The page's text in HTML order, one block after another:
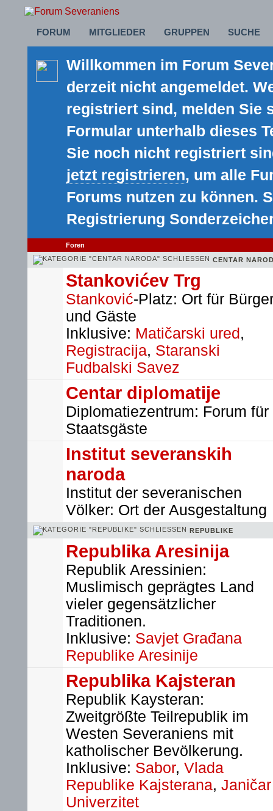
FORUM MITGLIEDER GRUPPEN SUCHE
Willkommen im Forum
derzeit nicht angemeldet.
registriert sind, melden Sie
Formular unterhalb dieses
Sie noch nicht registriert
jetzt registrieren, um alle
Forums nutzen zu können.
Registrierung
Foren
CENTAR
Stankovićev Trg
Stanković-Platz: Ort für
und Gäste
Inklusive: Matičarski ured ,
Registracija, Staranski
Fudbalski Savez
Centar diplomatije
Diplomatiezentrum: Forum für
Staatsgäste
Institut severanskih
naroda
Institut der severanischen
Völker: Ort der Ausgestaltung
REPUBLIKE
Republika Aresinija
Republik Aressinien:
Muslimisch geprägtes Land
vieler gegensätzlicher
Traditionen.
Inklusive: Savjet Građana
Republike Aresinije
Republika Kajsteran
Republik Kaysteran:
Zweitgrößte Teilrepublik im
Westen Severaniens mit
katholischer Bevölkerung.
Inklusive: Sabor, Vlada
Republike Kajsterana, Janičar
Univerzitet